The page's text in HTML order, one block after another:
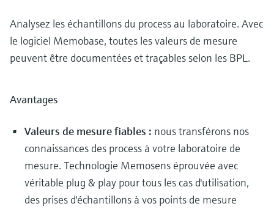
Analysez les échantillons du process au laboratoire. Avec
le logiciel Memobase, toutes les valeurs de mesure
peuvent être documentées et traçables selon les BPL.
Avantages
Valeurs de mesure fiables : nous transférons nos
connaissances des process à votre laboratoire de
mesure. Technologie Memosens éprouvée avec
véritable plug & play pour tous les cas d'utilisation,
des prises d'échantillons à vos points de mesure